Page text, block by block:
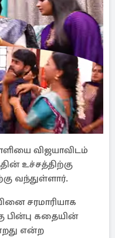
விஜயாவிடம்
உச்சத்திற்கு
வந்துள்ளார்.
சரமாரியாக
பின்பு கதையின்
என்ற